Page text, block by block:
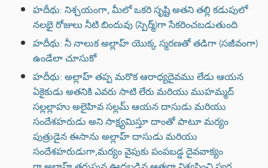
హదీథు: నిశ్చయంగా, మీలో ఒకరి సృష్టి అతని తల్లి కడుపులో
నలభై రోజులు నీటి బిందువు (స్పెర్మ్)గా సేకరించబడుతుంది
హదీథు: నీ నాలుక అల్లాహ్ యొక్క స్మరణతో తడిగా (సజీవంగా)
ఉండేలా చూసుకో
హదీథు: అల్లాహ్ తప్ప మరొక ఆరాధ్యదైవము లేడు ఆయన
ఏకైకుడు అతనికి ఎవరు సాటి లేరు మరియు ముహమ్మద్
సల్లల్లాహు అలైహివ సల్లమ్ ఆయన దాసుడు మరియు
సందేశహరుడు అని సాక్ష్యమిస్తూ దాంతో పాటూ మర్యం
పుత్రుడైన ఈసాను అల్లాహ్ దాసుడు మరియు
సందేశహరుడుగా,మర్యం వైపుకు పంపబడ్డ దైవవాక్యం